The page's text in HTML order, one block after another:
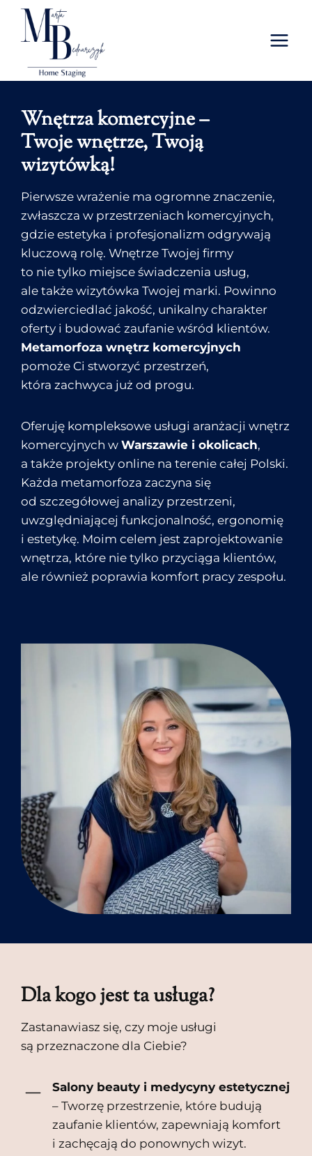
Przejdź
treści
Wnętrza komercyjne –
Twoje wnętrze, Twoją
wizytówką!
Pierwsze wrażenie ma ogromne znaczenie,
zwłaszcza w przestrzeniach komercyjnych,
gdzie estetyka i profesjonalizm odgrywają
kluczową rolę. Wnętrze Twojej firmy
to nie tylko miejsce świadczenia usług,
ale także wizytówka Twojej marki. Powinno
odzwierciedlać jakość, unikalny charakter
oferty i budować zaufanie wśród klientów.
Metamorfoza wnętrz komercyjnych
pomoże Ci stworzyć przestrzeń,
która zachwyca już od progu.
Oferuję kompleksowe usługi aranżacji wnętrz
komercyjnych w Warszawie i okolicach,
a także projekty online na terenie całej Polski.
Każda metamorfoza zaczyna się
od szczegółowej analizy przestrzeni,
uwzględniającej funkcjonalność, ergonomię
i estetykę. Moim celem jest zaprojektowanie
wnętrza, które nie tylko przyciąga klientów,
ale również poprawia komfort pracy zespołu.
Dla kogo jest ta usługa?
Zastanawiasz się, czy moje usługi
są przeznaczone dla Ciebie?
Salony beauty i medycyny estetycznej
– Tworzę przestrzenie, które budują
zaufanie klientów, zapewniają komfort
i zachęcają do ponownych wizyt.